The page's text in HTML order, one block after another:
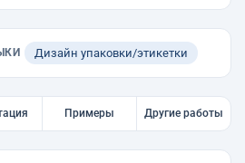
Дизайн упаковки/этикетки
Примеры Другие работы